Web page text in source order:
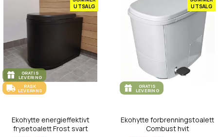
UTSALG
GRATIS
LEVERING
RASK
LEVERANS
Ekohytte energieffektivt
frysetoalett Frost svart
UTSALG
GRATIS
LEVERING
Ekohytte forbrenningstoalett
Combust hvit